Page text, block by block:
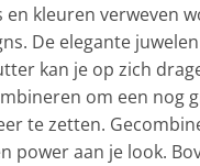
en kleuren verweven
De elegante
kan je op zich
om een nog
te zetten.
power aan je look.